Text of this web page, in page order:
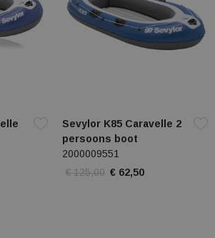
Sevylor K85 Caravelle 2
persoons boot
2000009551
€ 125,00 € 62,50